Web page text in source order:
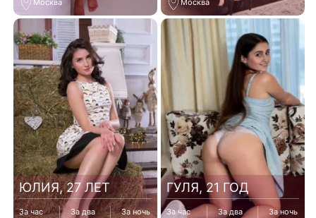
Москва Москва
ЮЛИЯ, 27 ЛЕТ
За час За два За ночь
ГУЛЯ, 21 ГОД
За час За два За ночь